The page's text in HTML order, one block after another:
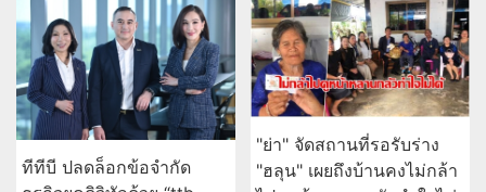
ทีทีบี ปลดล็อกข้อจำกัด
"ย่า" จัดสถานที่รอรับร่าง
"ฮลุน" เผยถึงบ้านคงไม่กล้า